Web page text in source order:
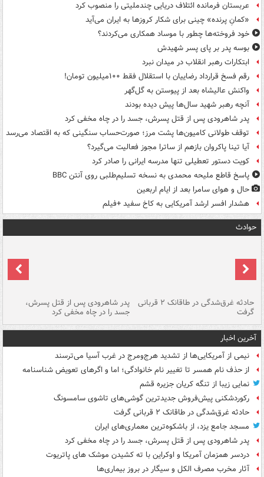
عربستان فرمانده ائتلاف دریایی چندملیتی را منصوب کرد
«کمانِ پرنده» چینی برای شکار کروزها به ایران می‌آید
خود فروخته‌ها چطور با موساد همکاری می‌کردند؟
بوسه‌ پدر بر پای پسر شهیدش
ابتکارات رهبر انقلاب در میدان نبرد
رقم فسخ قرارداد رضاییان با استقلال فقط ۱۰۰میلیون تومان!
واکنش عالیشاه بعد از پیوستن به گل‌گهر
آنچه رهبر شهید سال‌ها پیش دیده بودند
پدر شاهرودی پس از قتل پسرش، جسد را در چاه مخفی کرد
توقف طولانی کامیون‌ها پشت مرز؛ صورت‌حساب سنگینی که به اقتصاد می‌رسد
آیا تینا پاکروان بازهم از ساترا مجوز فعالیت می‌گیرد؟
کویت دستور تعطیلی تنها مدرسه ایرانی را صادر کرد
پاسخ قاطع ملیحه محمدی به نسخه تسلیم‌طلبی روی آنتن BBC
حال و هوای سامرا بعد از ایام اربعین
هشدار افسر ارشد آمریکایی به کاخ سفید +فیلم
حوادث
حادثه غرق‌شدگی در طاقانک ۲ قربانی
گرفت
پدر شاهرودی پس از قتل پسرش،
جسد را در چاه مخفی کرد
آخرین اخبار
نیمی از آمریکایی‌ها از تشدید هرج‌ومرج در غرب آسیا می‌ترسند
از حذف نام همسر تا تغییر نام خانوادگی؛ اما و اگرهای تعویض شناسنامه
نمایی زیبا از تنگه کریان جزیره قشم
رکوردشکنی پیش‌فروش جدیدترین گوشی‌های تاشوی سامسونگ
حادثه غرق‌شدگی در طاقانک ۲ قربانی گرفت
مسجد جامع یزد، از باشکوه‌ترین معماری‌های ایران
پدر شاهرودی پس از قتل پسرش، جسد را در چاه مخفی کرد
دردسر همزمان آمریکا و اوکراین با ته کشیدن موشک های پاتریوت
آثار مخرب مصرف الکل و سیگار در بروز بیماری‌ها